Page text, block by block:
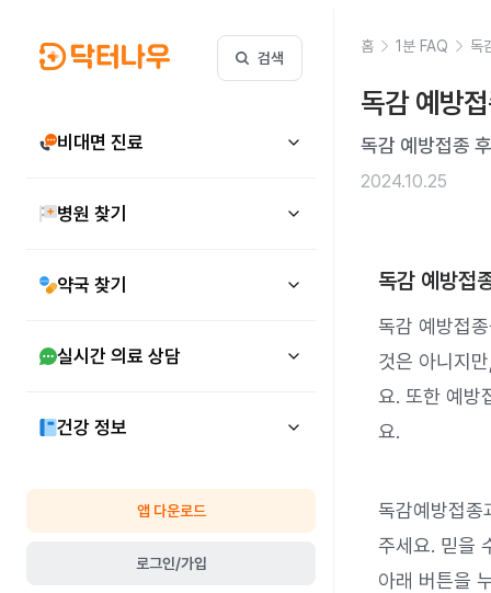
검색
비대면 진료
병원 찾기
약국 찾기
실시간 의료 상담
건강 정보
앱 다운로드
로그인/가입
홈 1분 FAQ 독
독감 예방
독감 예방접종
2024.10.25
독감 예방접
독감 예방접
것은 아니지
요. 또한 예방
요.
독감예방접
주세요. 믿을
아래 버튼을